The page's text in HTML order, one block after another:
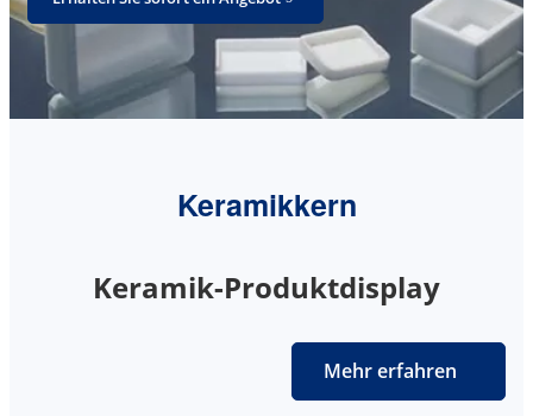
Keramikkern
Keramik-Produktdisplay
Mehr erfahren